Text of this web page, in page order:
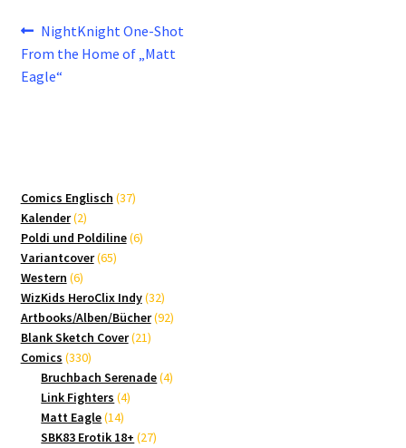
Beitragsnavigation
Vorheriger
Beitrag:
NightKnight One-Shot
From the Home of „Matt
Eagle“
Comics Englisch 3737
Kalender 22
Produkte
Poldi und Poldiline 66
Variantcover 6565
Western 66
Produkte
WizKids HeroClix Indy 3232
Produkte
Artbooks/Alben/Bücher 9292
Blank Sketch Cover 2121
Comics 330330
Produkte
Bruchbach Serenade 44
Link Fighters 44
Matt Eagle 1414
Produkte
SBK83 Erotik 18+ 2727